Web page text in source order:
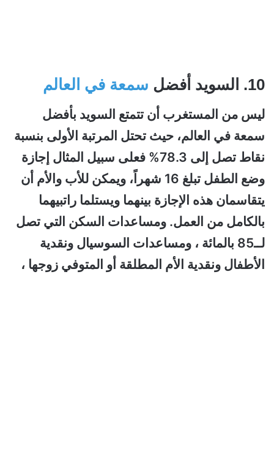
10. السويد أفضل سمعة في العالم
ليس من المستغرب أن تتمتع السويد بأفضل
سمعة في العالم، حيث تحتل المرتبة الأولى بنسبة
نقاط تصل إلى 78.3% فعلى سبيل المثال إجازة
وضع الطفل تبلغ 16 شهراً، ويمكن للأب والأم أن
يتقاسمان هذه الإجازة بينهما ويستلما راتبيهما
بالكامل من العمل. ومساعدات السكن التي تصل
لــ85 بالمائة ، ومساعدات السوسيال ونقدية
الأطفال ونقدية الأم المطلقة أو المتوفي زوجها ،